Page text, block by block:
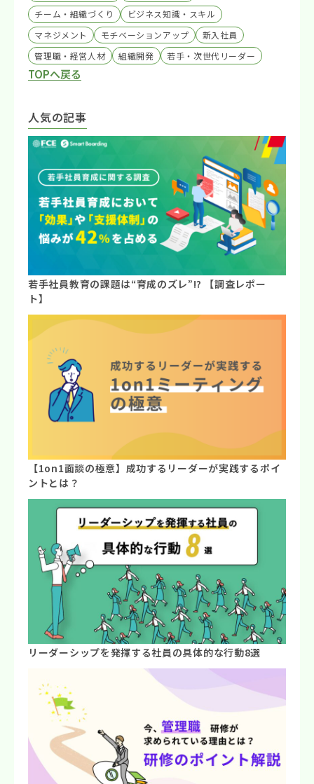
チーム・組織づくり
ビジネス知識・スキル
マネジメント
モチベーションアップ
新入社員
管理職・経営人材
組織開発 若手・次世代リーダー
TOPへ戻る
人気の記事
若手社員教育の課題は“育成のズレ”⁉ 【調査レポー
ト】
【1on1面談の極意】成功するリーダーが実践するポイ
ントとは？
リーダーシップを発揮する社員の具体的な行動8選